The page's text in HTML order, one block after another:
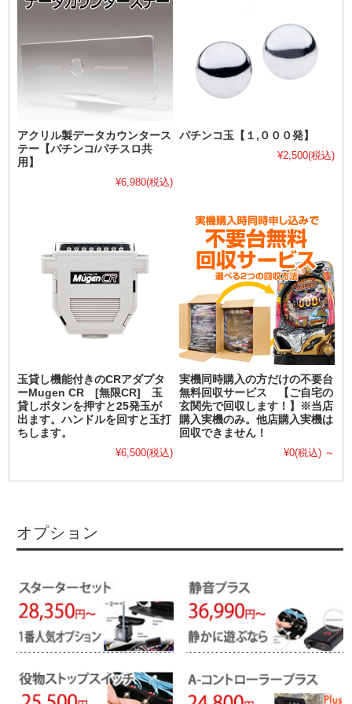
アクリル製データカウンタース
テー【パチンコ/パチスロ共
用】
¥6,980(税込)
パチンコ玉【１,０００発】
¥2,500(税込)
玉貸し機能付きのCRアダプタ
ーMugen CR [無限CR] 玉
貸しボタンを押すと25発玉が
出ます。ハンドルを回すと玉打
ちします。
¥6,500(税込)
実機同時購入の方だけの不要台
無料回収サービス 【ご自宅の
玄関先で回収します！】※当店
購入実機のみ。他店購入実機は
回収できません！
¥0(税込) ～
オプション